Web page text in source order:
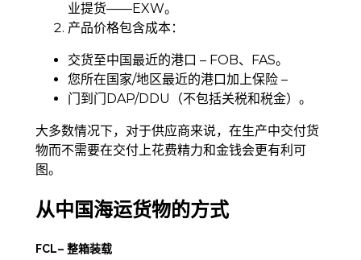
业提货——EXW。
产品价格包含成本：
交货至中国最近的港口 – FOB、FAS。
您所在国家/地区最近的港口加上保险 –
门到门DAP/DDU（不包括关税和税金）。
大多数情况下，对于供应商来说，在生产中交付货
物而不需要在交付上花费精力和金钱会更有利可
图。
从中国海运货物的方式
FCL– 整箱装载